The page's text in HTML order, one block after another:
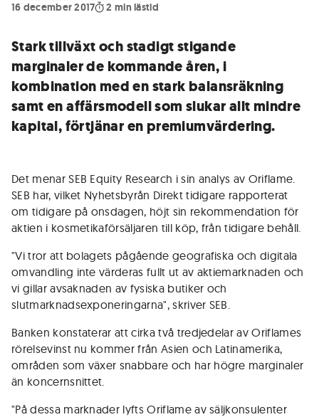
16 december 2017
2 min lästid
Stark tillväxt och stadigt stigande
marginaler de kommande åren, i
kombination med en stark balansräkning
samt en affärsmodell som slukar allt mindre
kapital, förtjänar en premiumvärdering.
Det menar SEB Equity Research i sin analys av Oriflame.
SEB har, vilket Nyhetsbyrån Direkt tidigare rapporterat
om tidigare på onsdagen, höjt sin rekommendation för
aktien i kosmetikaförsäljaren till köp, från tidigare behåll.
"Vi tror att bolagets pågående geografiska och digitala
omvandling inte värderas fullt ut av aktiemarknaden och
vi gillar avsaknaden av fysiska butiker och
slutmarknadsexponeringarna", skriver SEB.
Banken konstaterar att cirka två tredjedelar av Oriflames
rörelsevinst nu kommer från Asien och Latinamerika,
områden som växer snabbare och har högre marginaler
än koncernsnittet.
"På dessa marknader lyfts Oriflame av säljkonsulenter